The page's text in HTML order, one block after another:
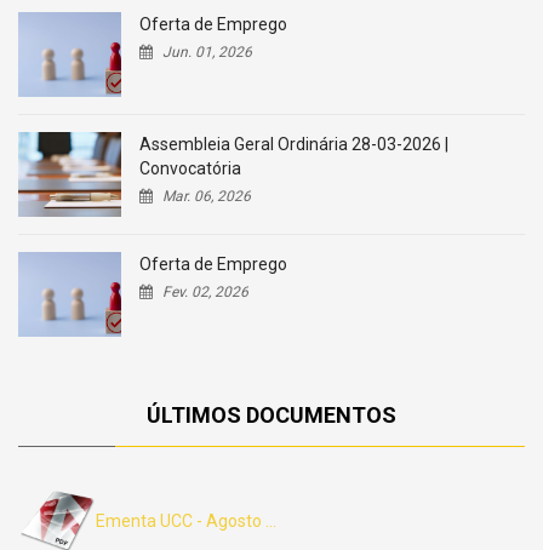
Oferta de Emprego
Jun. 01, 2026
Assembleia Geral Ordinária 28-03-2026 |
Convocatória
Mar. 06, 2026
Oferta de Emprego
Fev. 02, 2026
ÚLTIMOS DOCUMENTOS
Ementa UCC - Agosto ...